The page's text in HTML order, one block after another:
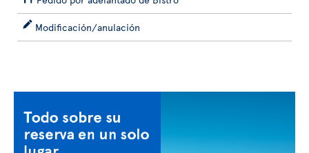
Modificación/anulación